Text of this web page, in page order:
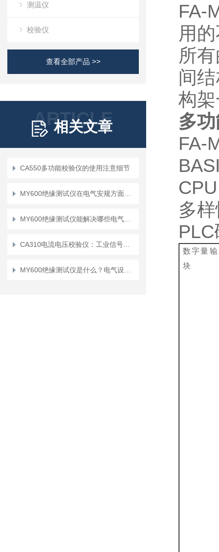
测温仪
校验仪
查看全部产品 >>
ARTICLE
相关文章
CA550多功能校验仪的使用注意细节
FA-
用
所
间
构
多
FA-
CPU
多
PLC
数字量
块